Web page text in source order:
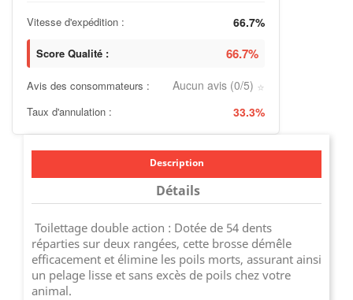
Vitesse d'expédition : 66.7%
Score Qualité : 66.7%
Avis des consommateurs : Aucun avis (0/5) ⭐
Taux d'annulation : 33.3%
Description
Détails
Toilettage double action : Dotée de 54 dents
réparties sur deux rangées, cette brosse démêle
efficacement et élimine les poils morts, assurant ainsi
un pelage lisse et sans excès de poils chez votre
animal.